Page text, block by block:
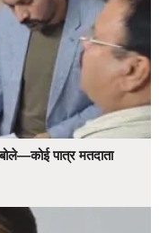
पात्र मतदाता